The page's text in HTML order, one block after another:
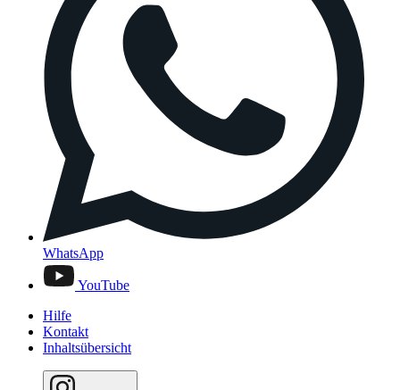
WhatsApp
YouTube
Hilfe
Kontakt
Inhaltsübersicht